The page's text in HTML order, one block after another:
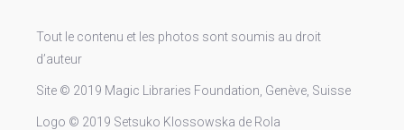
Tout le contenu et les photos sont soumis au droit
d’auteur
Site © 2019 Magic Libraries Foundation, Genève, Suisse
Logo © 2019 Setsuko Klossowska de Rola